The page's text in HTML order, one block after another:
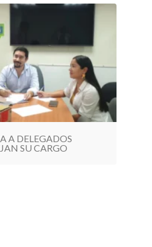
A DELEGADOS
SU CARGO